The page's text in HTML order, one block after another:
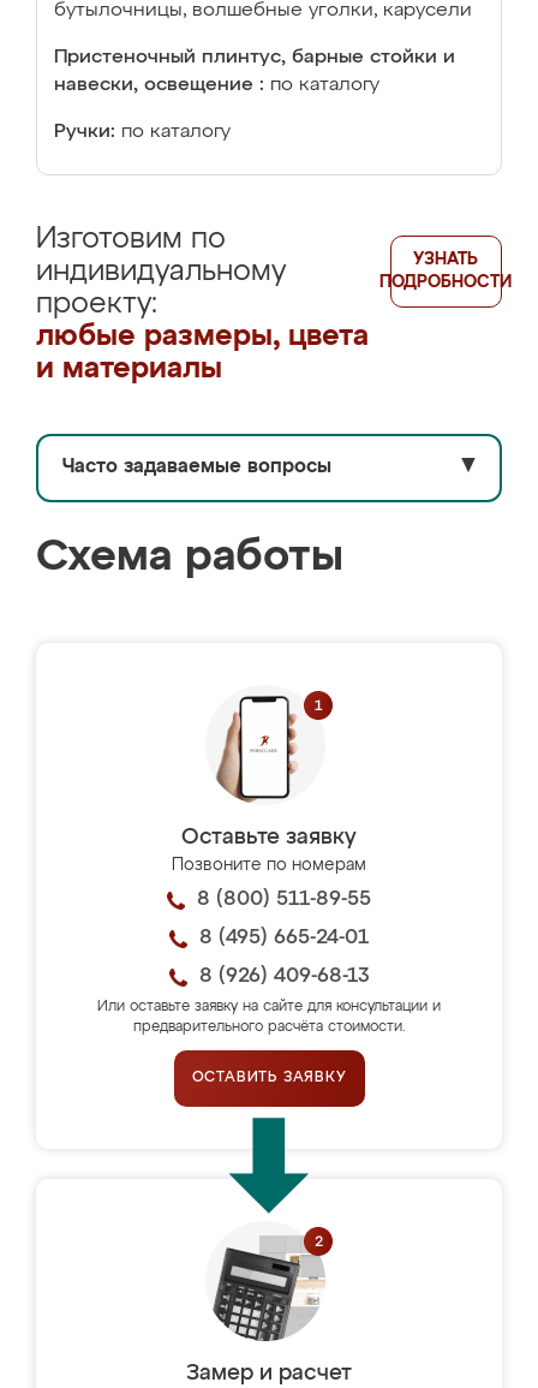
бутылочницы, волшебные уголки, карусели
Пристеночный плинтус, барные стойки и
навески, освещение : по каталогу
Ручки: по каталогу
Изготовим по
индивидуальному
проекту:
любые размеры, цвета
и материалы
УЗНАТЬ
ПОДРОБНОСТИ
Часто задаваемые вопросы ▼
Схема работы
Оставьте заявку
Позвоните по номерам
8 (800) 511-89-55
8 (495) 665-24-01
8 (926) 409-68-13
Или оставьте заявку на сайте для консультации и
предварительного расчёта стоимости.
ОСТАВИТЬ ЗАЯВКУ
Замер и расчет